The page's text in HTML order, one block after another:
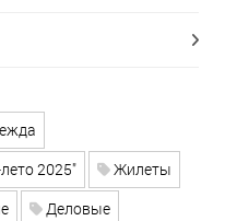
2025"
Жилеты
Деловые